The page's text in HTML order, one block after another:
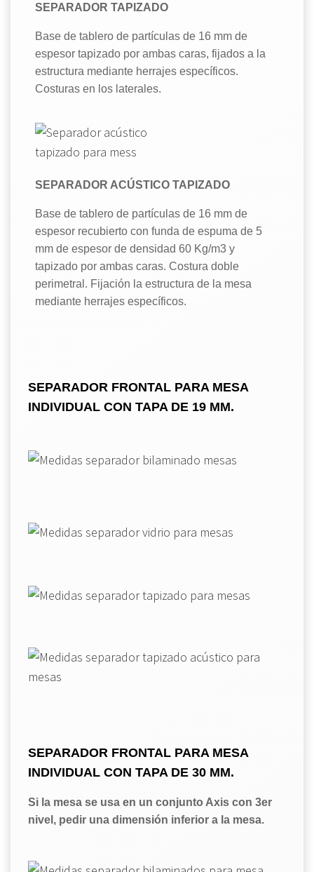
SEPARADOR TAPIZADO
Base de tablero de partículas de 16 mm de
espesor tapizado por ambas caras, fijados a la
estructura mediante herrajes específicos.
Costuras en los laterales.
SEPARADOR ACÚSTICO TAPIZADO
Base de tablero de partículas de 16 mm de
espesor recubierto con funda de espuma de 5
mm de espesor de densidad 60 Kg/m3 y
tapizado por ambas caras. Costura doble
perimetral. Fijación la estructura de la mesa
mediante herrajes específicos.
SEPARADOR FRONTAL PARA MESA
INDIVIDUAL CON TAPA DE 19 MM.
SEPARADOR FRONTAL PARA MESA
INDIVIDUAL CON TAPA DE 30 MM.
Si la mesa se usa en un conjunto Axis con 3er
nivel, pedir una dimensión inferior a la mesa.